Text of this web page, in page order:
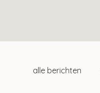
alle berichten